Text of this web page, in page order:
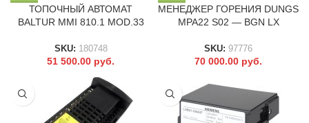
ТОПОЧНЫЙ АВТОМАТ
BALTUR MMI 810.1 MOD.33
SKU: 180748
51 500.00 руб.
МЕНЕДЖЕР ГОРЕНИЯ DUNGS
MPA22 S02 — BGN LX
SKU: 97776
70 000.00 руб.